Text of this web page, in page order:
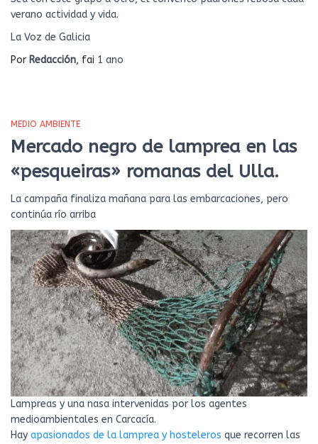
verano actividad y vida.
La Voz de Galicia
Por Redacción, fai 1 ano
MEDIO AMBIENTE
Mercado negro de lamprea en las
«pesqueiras» romanas del Ulla.
La campaña finaliza mañana para las embarcaciones, pero
continúa río arriba
Lampreas y una nasa intervenidas por los agentes
medioambientales en Carcacía.
Hay apasionados de la lamprea y hosteleros que recorren las